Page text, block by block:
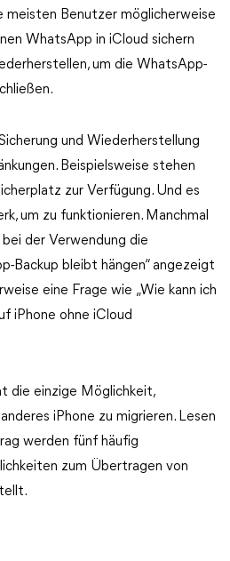
meisten Benutzer möglicherweise
WhatsApp in iCloud sichern
um die WhatsApp-
und Wiederherstellung
Beispielsweise stehen
zur Verfügung. Und es
um zu funktionieren. Manchmal
bei der Verwendung die
Backup bleibt hängen“ angezeigt
eine Frage wie „Wie kann ich
iPhone ohne iCloud
die einzige Möglichkeit,
iPhone zu migrieren. Lesen
werden fünf häufig
zum Übertragen von